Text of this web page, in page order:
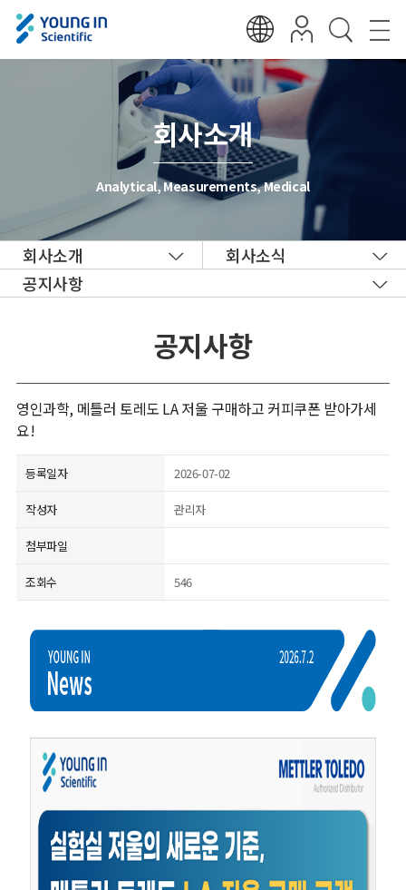
회사소개
Analytical, Measurements, Medical
회사소개
회사소식
공지사항
공지사항
영인과학, 메틀러 토레도 LA 저울 구매하고 커피쿠폰 받아가세
요!
등록일자 2026-07-02
작성자 관리자
첨부파일
조회수 546